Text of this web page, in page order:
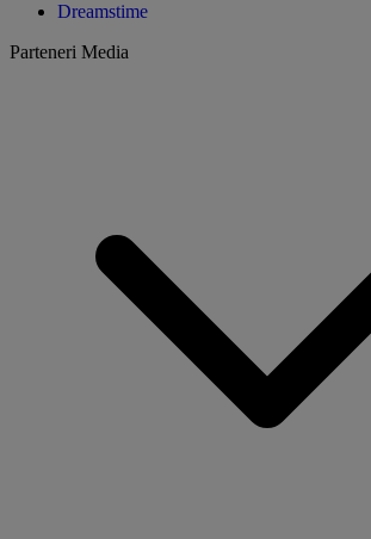
Dreamstime
Parteneri Media